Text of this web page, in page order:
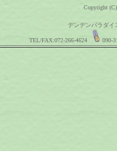
Copyright (C)
デンデンパラダイ
TEL/FAX:072-266-4624 090-